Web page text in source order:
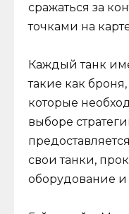
сражаться за
точками на
Каждый танк
такие как
которые
выборе
свои танки,
оборудование и